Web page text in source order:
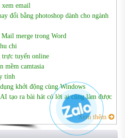
xem email
đổi bằng photoshop dành cho ngành
merge trong Word
chi
trực tuyến online
mềm camtasia
tính
khởi động cùng Windows
tạo ra bài hát có lời ai cũng làm được
Xem thêm